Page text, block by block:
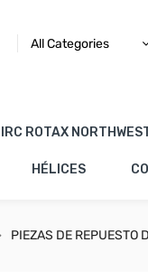
All Categories
IRC ROTAX
HÉLICES
PIEZAS DE REPUESTO